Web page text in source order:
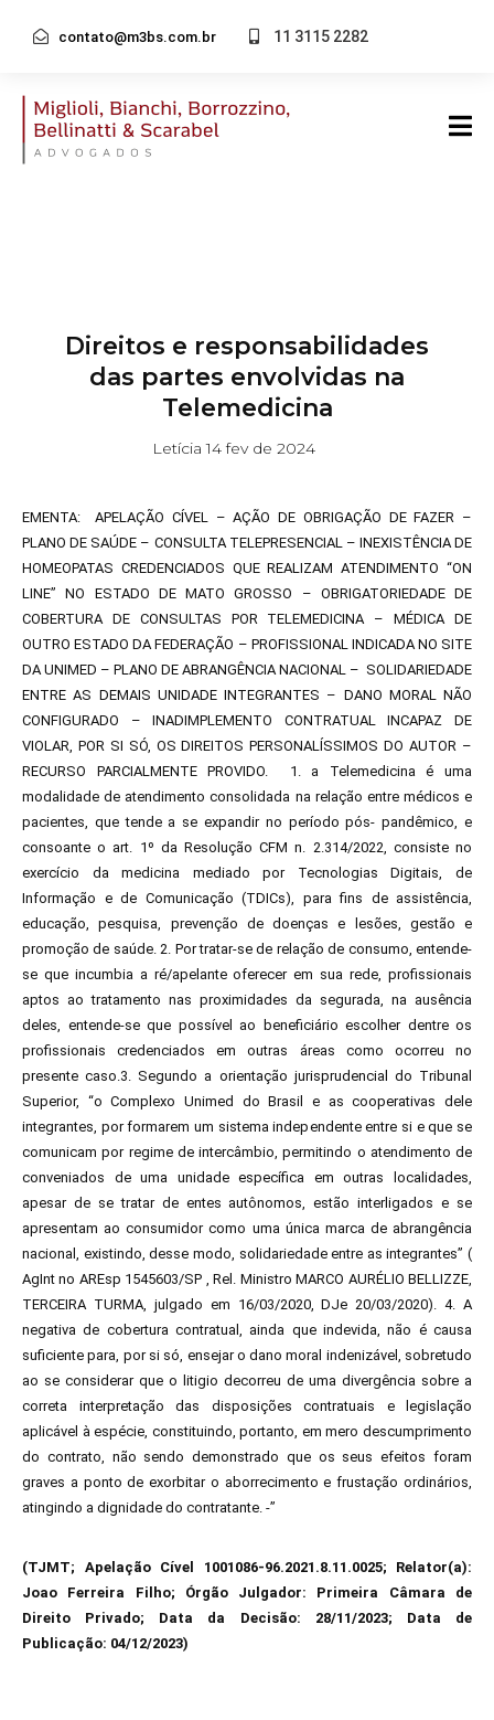
contato@m3bs.com.br 11 3115 2282
Direitos e responsabilidades
das partes envolvidas na
Telemedicina
Letícia 14 fev de 2024
EMENTA: APELAÇÃO CÍVEL – AÇÃO DE OBRIGAÇÃO DE FAZER –
PLANO DE SAÚDE – CONSULTA TELEPRESENCIAL – INEXISTÊNCIA DE
HOMEOPATAS CREDENCIADOS QUE REALIZAM ATENDIMENTO “ON
LINE” NO ESTADO DE MATO GROSSO – OBRIGATORIEDADE DE
COBERTURA DE CONSULTAS POR TELEMEDICINA – MÉDICA DE
OUTRO ESTADO DA FEDERAÇÃO – PROFISSIONAL INDICADA NO SITE
DA UNIMED – PLANO DE ABRANGÊNCIA NACIONAL – SOLIDARIEDADE
ENTRE AS DEMAIS UNIDADE INTEGRANTES – DANO MORAL NÃO
CONFIGURADO – INADIMPLEMENTO CONTRATUAL INCAPAZ DE
VIOLAR, POR SI SÓ, OS DIREITOS PERSONALÍSSIMOS DO AUTOR –
RECURSO PARCIALMENTE PROVIDO. 1. a Telemedicina é uma
modalidade de atendimento consolidada na relação entre médicos e
pacientes, que tende a se expandir no período pós- pandêmico, e
consoante o art. 1º da Resolução CFM n. 2.314/2022, consiste no
exercício da medicina mediado por Tecnologias Digitais, de
Informação e de Comunicação (TDICs), para fins de assistência,
educação, pesquisa, prevenção de doenças e lesões, gestão e
promoção de saúde. 2. Por tratar-se de relação de consumo, entende-
se que incumbia a ré/apelante oferecer em sua rede, profissionais
aptos ao tratamento nas proximidades da segurada, na ausência
deles, entende-se que possível ao beneficiário escolher dentre os
profissionais credenciados em outras áreas como ocorreu no
presente caso.3. Segundo a orientação jurisprudencial do Tribunal
Superior, “o Complexo Unimed do Brasil e as cooperativas dele
integrantes, por formarem um sistema independente entre si e que se
comunicam por regime de intercâmbio, permitindo o atendimento de
conveniados de uma unidade específica em outras localidades,
apesar de se tratar de entes autônomos, estão interligados e se
apresentam ao consumidor como uma única marca de abrangência
nacional, existindo, desse modo, solidariedade entre as integrantes” (
AgInt no AREsp 1545603/SP , Rel. Ministro MARCO AURÉLIO BELLIZZE,
TERCEIRA TURMA, julgado em 16/03/2020, DJe 20/03/2020). 4. A
negativa de cobertura contratual, ainda que indevida, não é causa
suficiente para, por si só, ensejar o dano moral indenizável, sobretudo
ao se considerar que o litigio decorreu de uma divergência sobre a
correta interpretação das disposições contratuais e legislação
aplicável à espécie, constituindo, portanto, em mero descumprimento
do contrato, não sendo demonstrado que os seus efeitos foram
graves a ponto de exorbitar o aborrecimento e frustação ordinários,
atingindo a dignidade do contratante. -”
(TJMT; Apelação Cível 1001086-96.2021.8.11.0025; Relator(a):
Joao Ferreira Filho; Órgão Julgador: Primeira Câmara de
Direito Privado; Data da Decisão: 28/11/2023; Data de
Publicação: 04/12/2023)